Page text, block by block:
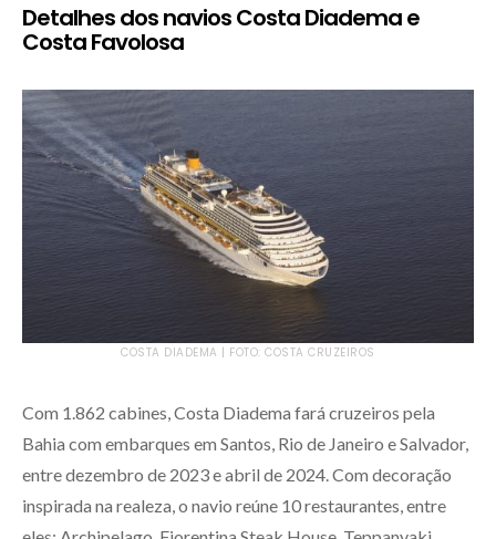
Detalhes dos navios Costa Diadema e
Costa Favolosa
COSTA DIADEMA | FOTO: COSTA CRUZEIROS
Com 1.862 cabines, Costa Diadema fará cruzeiros pela
Bahia com embarques em Santos, Rio de Janeiro e Salvador,
entre dezembro de 2023 e abril de 2024. Com decoração
inspirada na realeza, o navio reúne 10 restaurantes, entre